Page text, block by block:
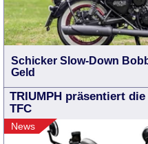
Schicker Slow-Down
Geld
TRIUMPH präsentiert
TFC
News